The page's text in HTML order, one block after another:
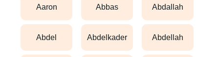
aaron abbas abdallah
abdel abdelkader abdellah